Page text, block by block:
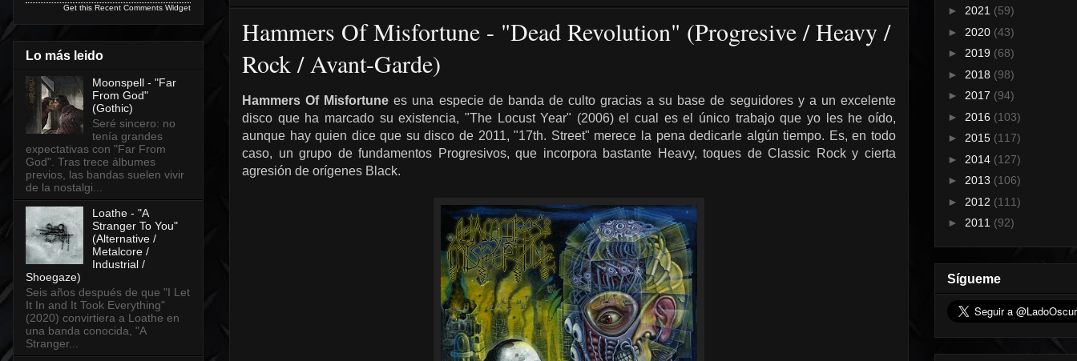
Hammers Of Misfortune - "Dead Revolution" (Progresive / Heavy /
Rock / Avant-Garde)
Hammers Of Misfortune es una especie de banda de culto gracias a su base de seguidores y a un excelente
disco que ha marcado su existencia, "The Locust Year" (2006) el cual es el único trabajo que yo les he oído,
aunque hay quien dice que su disco de 2011, "17th. Street" merece la pena dedicarle algún tiempo. Es, en todo
caso, un grupo de fundamentos Progresivos, que incorpora bastante Heavy, toques de Classic Rock y cierta
agresión de orígenes Black.
Get this Recent Comments Widget
Lo más leido
Moonspell - "Far
From God"
(Gothic)
Seré sincero: no
tenía grandes
expectativas con "Far From
God". Tras trece álbumes
previos, las bandas suelen vivir
de la nostalgi...
Loathe - "A
Stranger To You"
(Alternative /
Metalcore /
Industrial /
Shoegaze)
Seis años después de que "I Let
It In and It Took Everything"
(2020) convirtiera a Loathe en
una banda conocida, "A
Stranger...
► 2021 (59)
► 2020 (43)
► 2019 (68)
► 2018 (98)
► 2017 (94)
► 2016 (103)
► 2015 (117)
► 2014 (127)
► 2013 (106)
► 2012 (111)
► 2011 (92)
Sígueme